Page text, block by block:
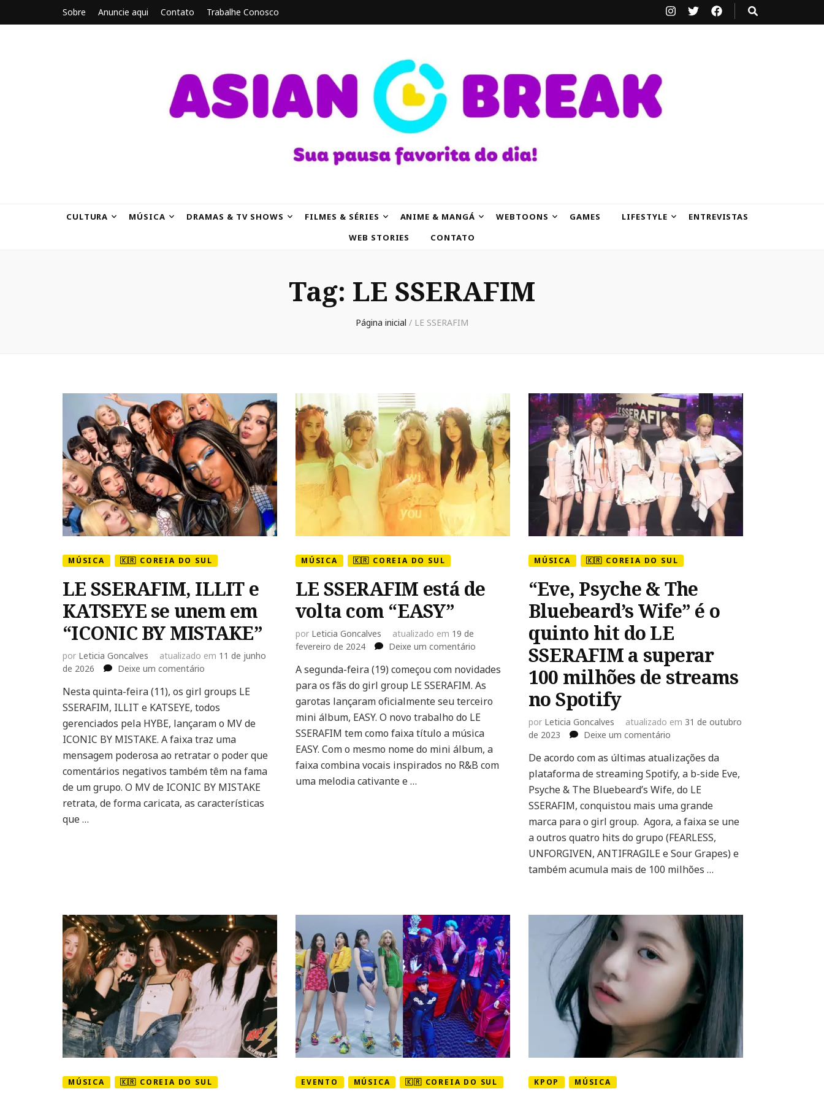
Sobre Anuncie aqui Contato Trabalhe Conosco
CULTURA MÚSICA DRAMAS & TV SHOWS FILMES & SÉRIES ANIME & MANGÁ WEBTOONS GAMES LIFESTYLE
ENTREVISTAS
WEB STORIES
CONTATO
Tag: LE SSERAFIM
Página inicial / LE SSERAFIM
MÚSICA 🇰🇷 COREIA DO SUL
LE SSERAFIM, ILLIT e
KATSEYE se unem em
“ICONIC BY MISTAKE”
por Leticia Goncalves atualizado em 11 de junho
de 2026
Deixe um comentário
SSERAFIM,
ILLIT
e
se
unem
em
“ICONIC
MISTAKE”
Nesta quinta-feira (11), os girl groups LE
SSERAFIM, ILLIT e KATSEYE, todos
gerenciados pela HYBE, lançaram o MV de
ICONIC BY MISTAKE. A faixa traz uma
mensagem poderosa ao retratar o poder que
comentários negativos também têm na fama
de um grupo. O MV de ICONIC BY MISTAKE
retrata, de forma caricata, as características
que …
MÚSICA 🇰🇷 COREIA DO SUL
LE SSERAFIM está de
volta com “EASY”
por Leticia Goncalves atualizado em 19 de
fevereiro de 2024
Deixe um comentárioem
SSERAFIM
está
de
com
“EASY”
A segunda-feira (19) começou com novidades
para os fãs do girl group LE SSERAFIM. As
garotas lançaram oficialmente seu terceiro
mini álbum, EASY. O novo trabalho do LE
SSERAFIM tem como faixa título a música
EASY. Com o mesmo nome do mini álbum, a
faixa combina vocais inspirados no R&B com
uma melodia cativante e …
MÚSICA 🇰🇷 COREIA DO SUL
“Eve, Psyche & The
Bluebeard’s Wife” é o
quinto hit do LE
SSERAFIM a superar
100 milhões de streams
no Spotify
por Leticia Goncalves atualizado em 31 de outubro
de 2023
Deixe um comentárioem
Psyche
&
The
Bluebeard’s
Wife”
é
o
quinto
do
a
superar
100
milhões
streams
no
Spotify
De acordo com as últimas atualizações da
plataforma de streaming Spotify, a b-side Eve,
Psyche & The Bluebeard’s Wife, do LE
SSERAFIM, conquistou mais uma grande
marca para o girl group. Agora, a faixa se une
a outros quatro hits do grupo (FEARLESS,
UNFORGIVEN, ANTIFRAGILE e Sour Grapes) e
também acumula mais de 100 milhões …
MÚSICA 🇰🇷 COREIA DO SUL EVENTO MÚSICA 🇰🇷 COREIA DO SUL KPOP MÚSICA